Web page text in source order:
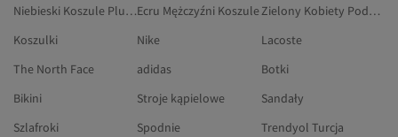
Niebieski Koszule Plus SizeEcru Mężczyźni Koszule
Zielony Kobiety Podkoszulek Plus Size
Koszulki
Nike
Lacoste
The North Face
adidas
Botki
Bikini
Stroje kąpielowe
Sandały
Szlafroki
Spodnie
Trendyol Turcja